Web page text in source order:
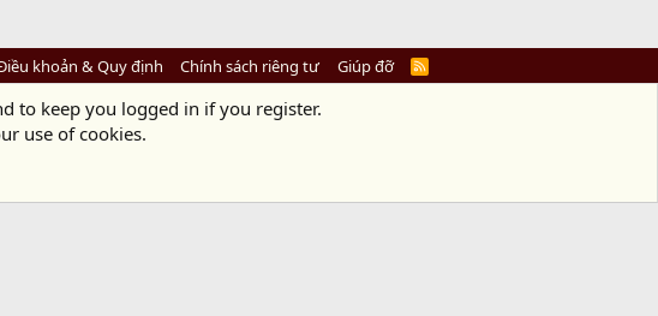
khoản & Quy định Chính sách riêng tư Giúp đỡ
R
S
(Xem Bản đồ)
to keep you logged in if you register.
use of cookies.